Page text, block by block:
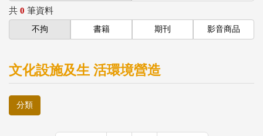
共 0 筆資料
不拘 書籍 期刊 影音商品
文化設施及生 活環境營造
分類